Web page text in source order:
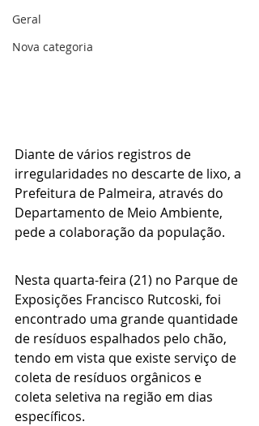
Geral
Nova categoria
Diante de vários registros de
irregularidades no descarte de lixo, a
Prefeitura de Palmeira, através do
Departamento de Meio Ambiente,
pede a colaboração da população.
Nesta quarta-feira (21) no Parque de
Exposições Francisco Rutcoski, foi
encontrado uma grande quantidade
de resíduos espalhados pelo chão,
tendo em vista que existe serviço de
coleta de resíduos orgânicos e
coleta seletiva na região em dias
específicos.